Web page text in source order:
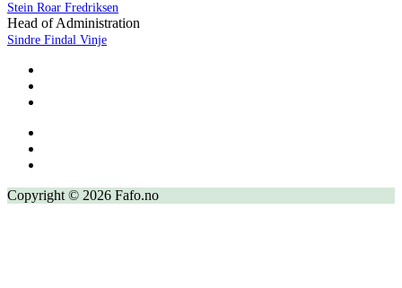
Stein Roar Fredriksen
Head of Administration
Sindre Findal Vinje
Copyright © 2026 Fafo.no